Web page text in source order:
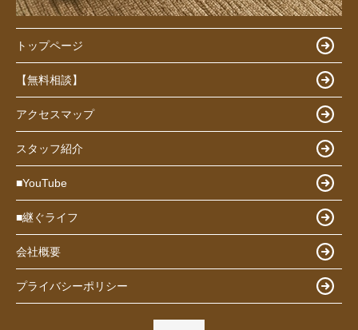
トップページ
【無料相談】
アクセスマップ
スタッフ紹介
■YouTube
■継ぐライフ
会社概要
プライバシーポリシー